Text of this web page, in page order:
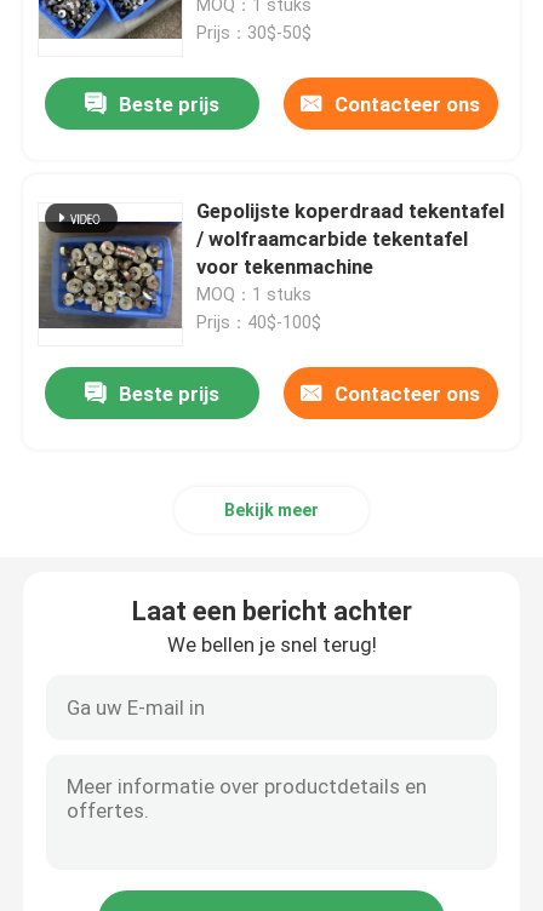
Video's
draadtekeningvorm
MOQ：1 stuks
Prijs：30$-50$
Beste prijs Contacteer ons
Gepolijste koperdraad tekentafel
/ wolfraamcarbide tekentafel
voor tekenmachine
MOQ：1 stuks
Prijs：40$-100$
Beste prijs Contacteer ons
Bekijk meer
Laat een bericht achter
We bellen je snel terug!